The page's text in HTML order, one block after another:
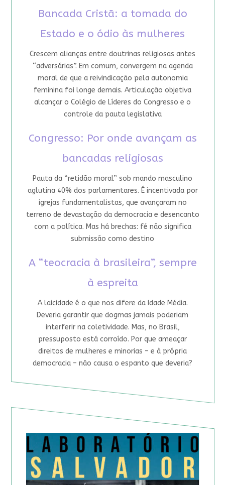
Bancada Cristã: a tomada do
Estado e o ódio às mulheres
Crescem alianças entre doutrinas religiosas antes
“adversárias”. Em comum, convergem na agenda
moral de que a reivindicação pela autonomia
feminina foi longe demais. Articulação objetiva
alcançar o Colégio de Líderes do Congresso e o
controle da pauta legislativa
Congresso: Por onde avançam as
bancadas religiosas
Pauta da “retidão moral” sob mando masculino
aglutina 40% dos parlamentares. É incentivada por
igrejas fundamentalistas, que avançaram no
terreno de devastação da democracia e desencanto
com a política. Mas há brechas: fé não significa
submissão como destino
A “teocracia à brasileira”, sempre
à espreita
A laicidade é o que nos difere da Idade Média.
Deveria garantir que dogmas jamais poderiam
interferir na coletividade. Mas, no Brasil,
pressuposto está corroído. Por que ameaçar
direitos de mulheres e minorias – e à própria
democracia – não causa o espanto que deveria?